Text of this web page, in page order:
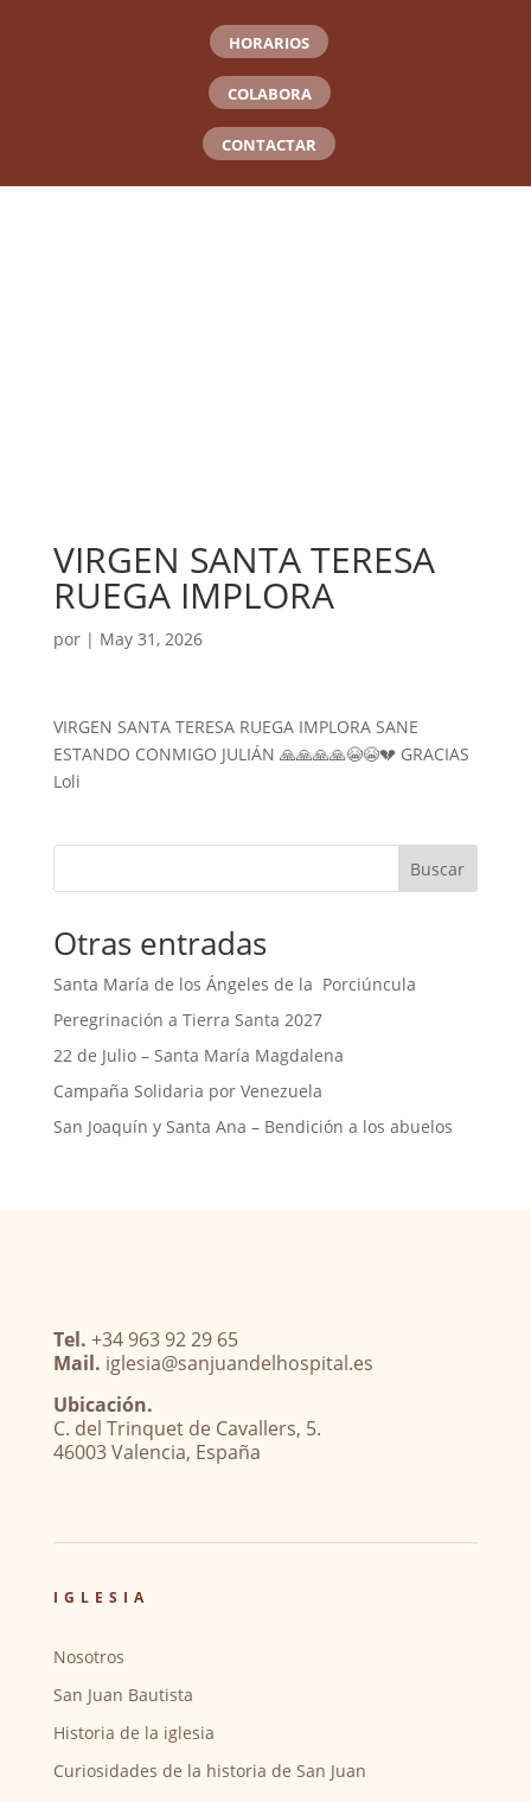
HORARIOS
COLABORA
CONTACTAR
VIRGEN SANTA TERESA
RUEGA IMPLORA
por | May 31, 2026
VIRGEN SANTA TERESA RUEGA IMPLORA SANE
ESTANDO CONMIGO JULIÁN 🙏🙏🙏🙏😭😭💔 GRACIAS
Loli
Buscar
Otras entradas
Santa María de los Ángeles de la Porciúncula
Peregrinación a Tierra Santa 2027
22 de Julio – Santa María Magdalena
Campaña Solidaria por Venezuela
San Joaquín y Santa Ana – Bendición a los abuelos
Tel. +34 963 92 29 65
Mail. iglesia@sanjuandelhospital.es
Ubicación.
C. del Trinquet de Cavallers, 5.
46003 Valencia, España
IGLESIA
Nosotros
San Juan Bautista
Historia de la iglesia
Curiosidades de la historia de San Juan